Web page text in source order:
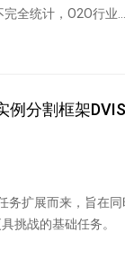
全统计，O2O行业...
例分割框架DVIS
务扩展而来，旨在同
挑战的基础任务。